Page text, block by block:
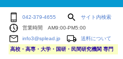
042-379-4655
サイト内検索
営業時間 AM9:00-PM5:00
info3@splead.jp
送料について
高校・高専・大学・国研・民間研究機関 専門